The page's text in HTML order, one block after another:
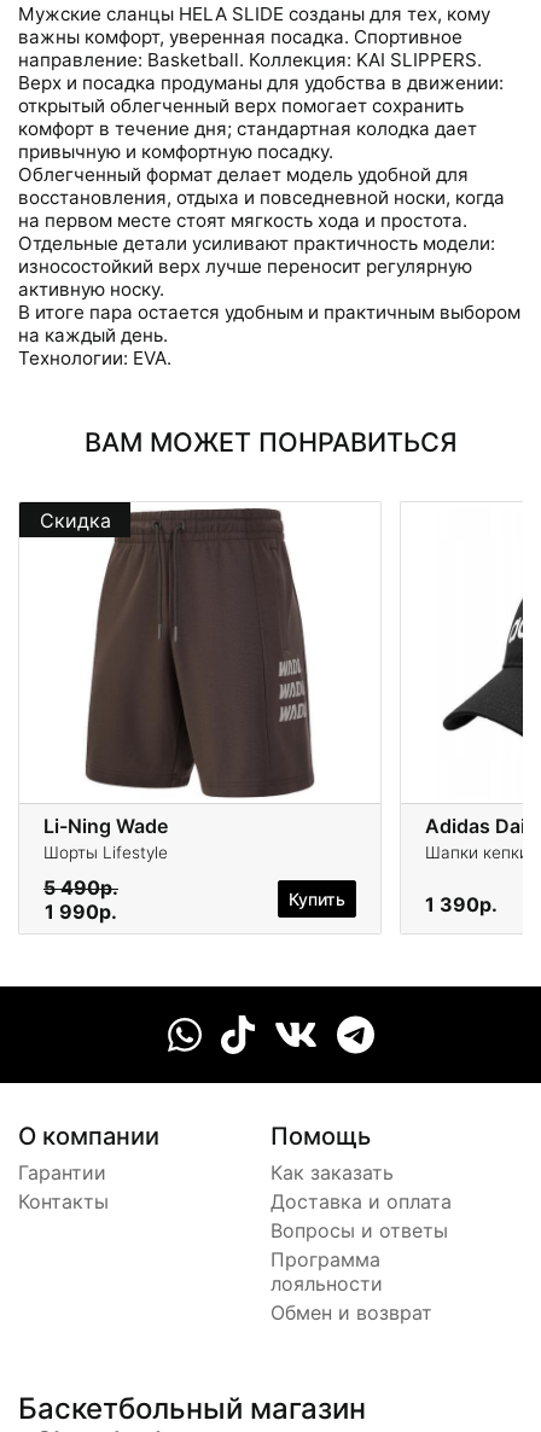
Мужские сланцы HELA SLIDE созданы для тех, кому
важны комфорт, уверенная посадка. Спортивное
направление: Basketball. Коллекция: KAI SLIPPERS.
Верх и посадка продуманы для удобства в движении:
открытый облегченный верх помогает сохранить
комфорт в течение дня; стандартная колодка дает
привычную и комфортную посадку.
Облегченный формат делает модель удобной для
восстановления, отдыха и повседневной носки, когда
на первом месте стоят мягкость хода и простота.
Отдельные детали усиливают практичность модели:
износостойкий верх лучше переносит регулярную
активную носку.
В итоге пара остается удобным и практичным выбором
на каждый день.
Технологии: EVA.
ВАМ МОЖЕТ ПОНРАВИТЬСЯ
Скидка
Li-Ning Wade
Шорты Lifestyle
5 490р.
1 990р.
Купить
Adidas
Шапки кепки
1 390р.
О компании
Гарантии
Контакты
Помощь
Как заказать
Доставка и оплата
Вопросы и ответы
Программа
лояльности
Обмен и возврат
Баскетбольный магазин